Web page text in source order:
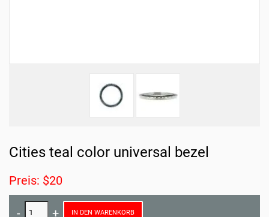
Cities teal color universal bezel
Preis: $20
IN DEN WARENKORB